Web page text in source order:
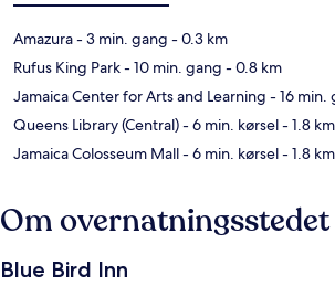
Amazura- 3 min. gang - 0.3 km
Rufus King Park- 10 min. gang - 0.8 km
Jamaica Center for Arts and Learning - 16 min.
Queens Library (Central)- 6 min. kørsel- 1.8 km
Jamaica Colosseum Mall- 6 min. kørsel- 1.8 km
Om overnatningsstedet
Blue Bird Inn